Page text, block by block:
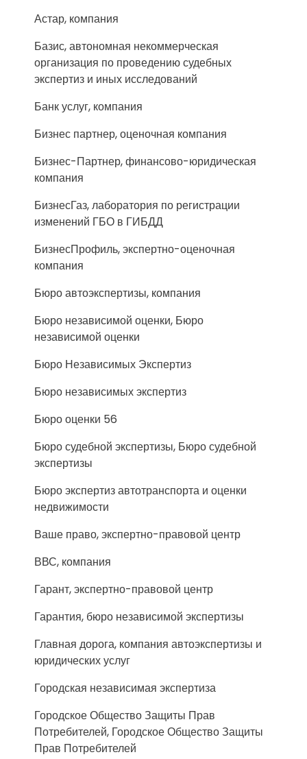
Астар, компания
Базис, автономная некоммерческая
организация по проведению судебных
экспертиз и иных исследований
Банк услуг, компания
Бизнес партнер, оценочная компания
Бизнес-Партнер, финансово-юридическая
компания
БизнесГаз, лаборатория по регистрации
изменений ГБО в ГИБДД
БизнесПрофиль, экспертно-оценочная
компания
Бюро автоэкспертизы, компания
Бюро независимой оценки, Бюро
независимой оценки
Бюро Независимых Экспертиз
Бюро независимых экспертиз
Бюро оценки 56
Бюро судебной экспертизы, Бюро судебной
экспертизы
Бюро экспертиз автотранспорта и оценки
недвижимости
Ваше право, экспертно-правовой центр
ВВС, компания
Гарант, экспертно-правовой центр
Гарантия, бюро независимой экспертизы
Главная дорога, компания автоэкспертизы и
юридических услуг
Городская независимая экспертиза
Городское Общество Защиты Прав
Потребителей, Городское Общество Защиты
Прав Потребителей